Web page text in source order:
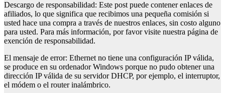
Descargo de responsabilidad: Este post puede contener enlaces de
afiliados, lo que significa que recibimos una pequeña comisión si
usted hace una compra a través de nuestros enlaces, sin costo alguno
para usted. Para más información, por favor visite nuestra página de
exención de responsabilidad.
El mensaje de error: Ethernet no tiene una configuración IP válida,
se produce en su ordenador Windows porque no pudo obtener una
dirección IP válida de su servidor DHCP, por ejemplo, el interruptor,
el módem o el router inalámbrico.